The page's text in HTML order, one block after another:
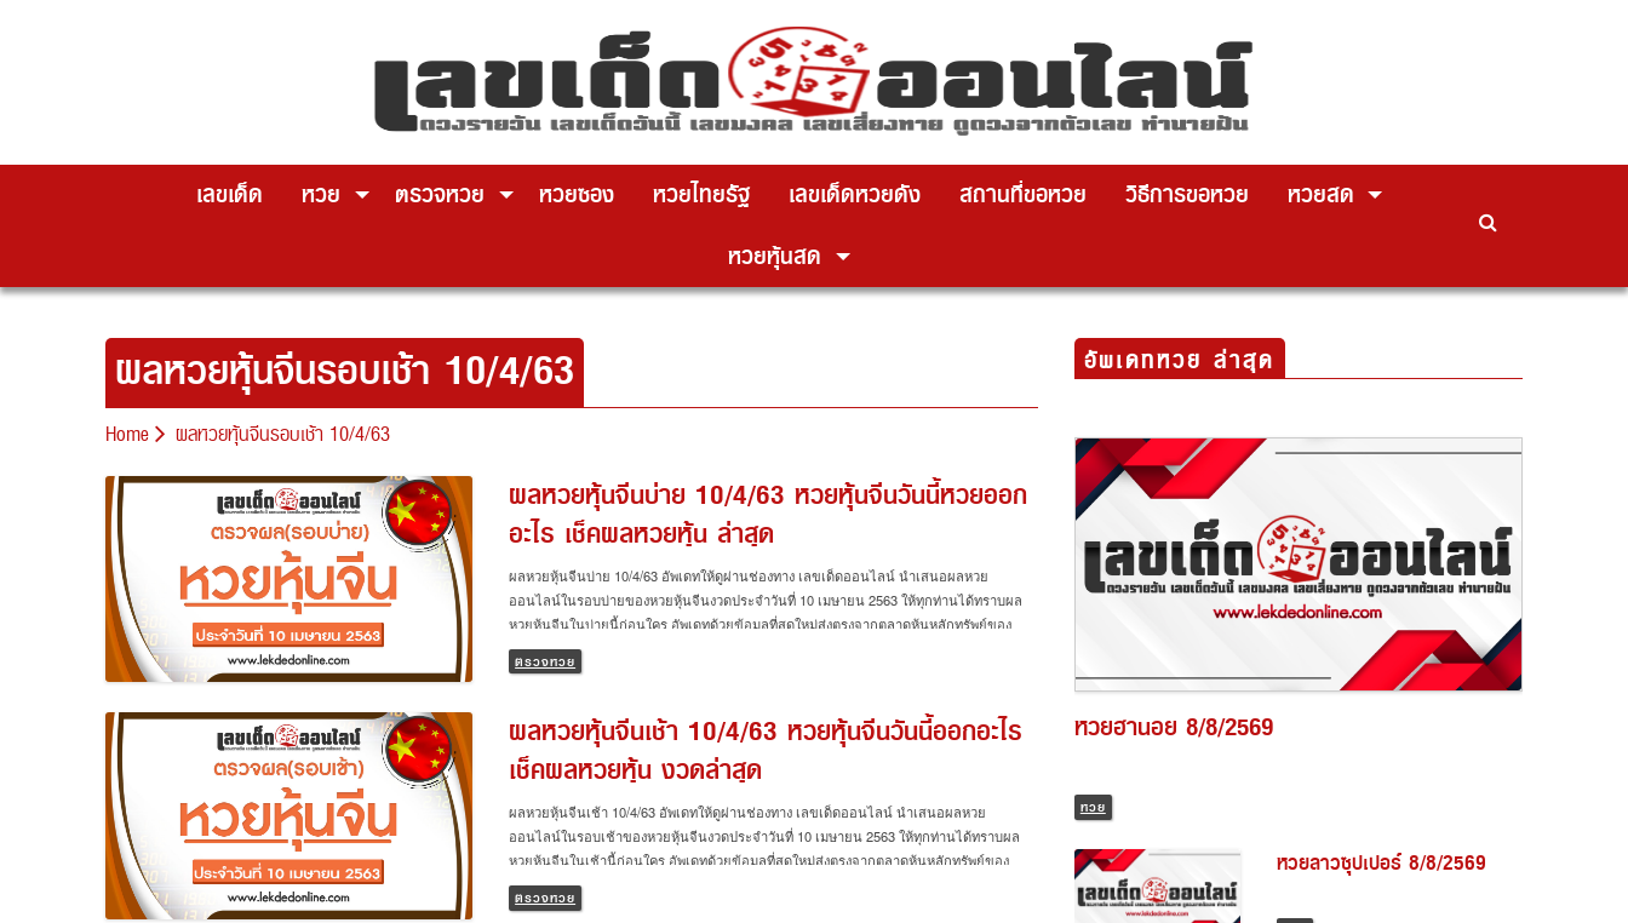
เลขเด็ด หวย ตรวจหวย หวยซอง หวยไทยรัฐ เลขเด็ดหวยดัง สถานที่ขอหวย วิธีการขอหวย
หวยสด
หวยหุ้นสด
ผลหวยหุ้นจีนรอบเช้า 10/4/63
Home ผลหวยหุ้นจีนรอบเช้า 10/4/63
ผลหวยหุ้นจีนบ่าย 10/4/63 หวยหุ้นจีนวันนี้หวยออก
อะไร เช็คผลหวยหุ้น ล่าสุด
ผลหวยหุ้นจีนบ่าย 10/4/63 อัพเดทให้ดูผ่านช่องทาง เลขเด็ดออนไลน์ นำเสนอผลหวย
ออนไลน์ในรอบบ่ายของหวยหุ้นจีนงวดประจำวันที่ 10 เมษายน 2563 ให้ทุกท่านได้ทราบผล
หวยหุ้นจีนในบ่ายนี้ก่อนใคร อัพเดทด้วยข้อมูลที่สดใหม่ส่งตรงจากตลาดหุ้นหลักทรัพย์ของ
ประเทศจีนโดยตรง อัพเดทก่อนใครที่นี้เท่านั้น แนวทางหวยหุ้นจีน 10/4/63 ผลหวยหุ้นจีนเช้า
10/4/63 ผลหวยหุ้นจีนบ่าย 10/4/63 งวดล่าสุด วันนี้ เลข 3 ตัวบน : 841 เลข 2 ตัวล่าง : 64
และผลหวยหุ้นต่างประเทศ อย่าง หวยหุ้นไทย หวยหุ้นฮั่งเส็ง หวยหุ้นดาวโจนส์ หวยหุ้นนิเคอิ
สรุป ผลหวยหุ้นจีนบ่าย 10/4/63 อัพเดทกันเป็นที่เรียบร้อยแล้วกับผลหวยหุ้นจีนรอบบ่ายประจำ
วันที่ 10 เม.ย. 63 ส่งตรงจากตลาดหุ้นจีน ทั้ง เลขสามตัว เลขท้ายสองตัว บน-ล่าง พร้อม
ตรวจหวย
ผลหวยหุ้นจีนเช้า 10/4/63 หวยหุ้นจีนวันนี้ออกอะไร
เช็คผลหวยหุ้น งวดล่าสุด
ผลหวยหุ้นจีนเช้า 10/4/63 อัพเดทให้ดูผ่านช่องทาง เลขเด็ดออนไลน์ นำเสนอผลหวย
ออนไลน์ในรอบเช้าของหวยหุ้นจีนงวดประจำวันที่ 10 เมษายน 2563 ให้ทุกท่านได้ทราบผล
หวยหุ้นจีนในเช้านี้ก่อนใคร อัพเดทด้วยข้อมูลที่สดใหม่ส่งตรงจากตลาดหุ้นหลักทรัพย์ของ
ประเทศจีนโดยตรง อัพเดทก่อนใครที่นี้เท่านั้น แนวทางหวยหุ้นจีน 10/4/63 ผลหวยหุ้นจีนบ่าย
10/4/63 ผลหวยหุ้นจีนเช้า 10/4/63 งวดล่าสุด วันนี้ เลข 3 ตัวบน : 236 เลข 2 ตัวล่าง : 69
ตรวจหวย
อัพเดทหวย ล่าสุด
หวยฮานอย 8/8/2569
หวย
หวยลาวซุปเปอร์ 8/8/2569